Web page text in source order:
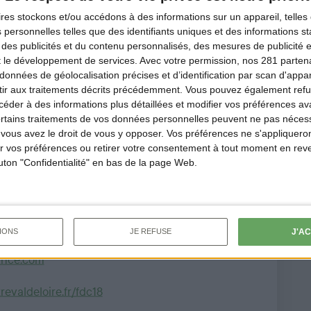
stockons et/ou accédons à des informations sur un appareil, telles
personnelles telles que des identifiants uniques et des informations
publicités et du contenu personnalisés, des mesures de publicité
développement de services. Avec votre permission, nos 281
de géolocalisation précises et d’identification par scan
aux traitements décrits précédemment. Vous pouvez également
à des informations plus détaillées et modifier vos préférences
traitements de vos données personnelles peuvent ne pas
avez le droit de vous y opposer. Vos préférences ne
vos préférences ou retirer votre consentement à tout moment en
"Confidentialité" en bas de la page Web.
JE REFUSE
de l'arrêté relatif à
de la chasse dans le
cliquez ici.
- CS 70326
fdc18